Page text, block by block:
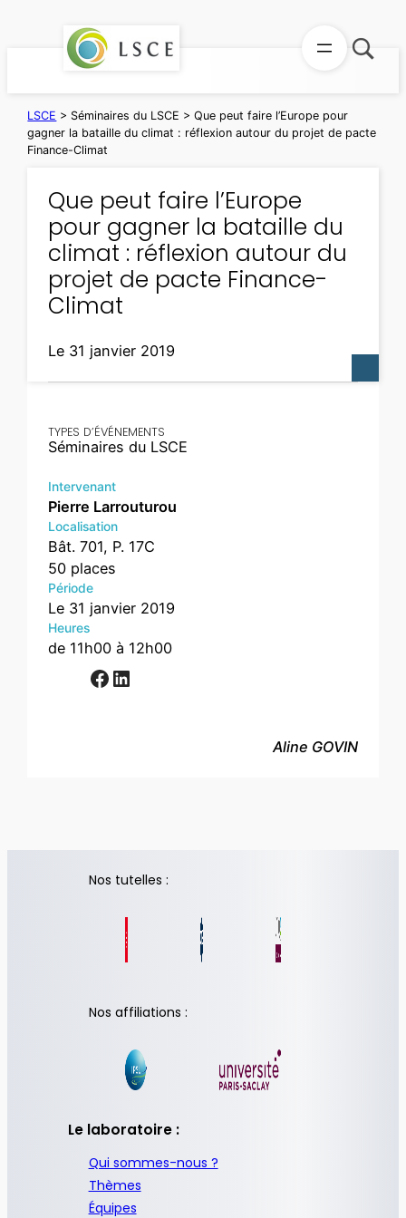
LSCE > Séminaires du LSCE >Que peut faire l’Europe pour
gagner la bataille du climat : réflexion autour du projet de pacte
Finance-Climat
Que peut faire l’Europe
pour gagner la bataille du
climat : réflexion autour du
projet de pacte Finance-
Climat
Le 31 janvier 2019
TYPES D’ÉVÉNEMENTS
Séminaires du LSCE
Intervenant
Pierre Larrouturou
Localisation
Bât. 701, P. 17C
50 places
Période
Le 31 janvier 2019
Heures
de 11h00 à 12h00
Facebook LinkedIn
Aline GOVIN
Nos tutelles :
Nos affiliations :
Le laboratoire :
Qui sommes-nous ?
Thèmes
Équipes